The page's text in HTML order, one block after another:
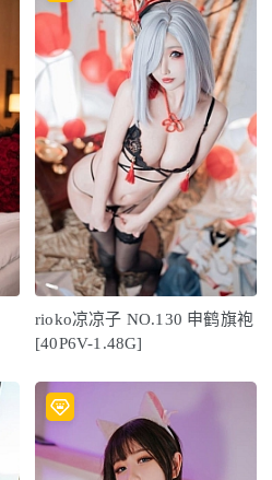
rioko凉凉子 NO.130 申鹤旗袍
[40P6V-1.48G]